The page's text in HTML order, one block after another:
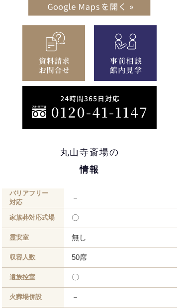
丸山寺斎場の
情報
バリアフリー
対応
－
家族葬対応式場 〇
霊安室 無し
収容人数 50席
遺族控室 〇
火葬場併設 －